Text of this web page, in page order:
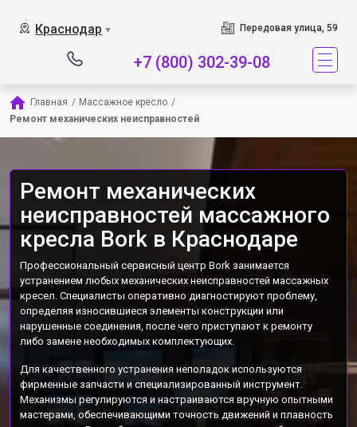
Краснодар ▼ Передовая улица, 59
+7 (800) 302-39-08
Главная / Массажное кресло /
Ремонт механических неисправностей
Ремонт механических
неисправностей массажного
кресла Bork в Краснодаре
Профессиональный сервисный центр Bork занимается
устранением любых механических неисправностей массажных
кресел. Специалисты оперативно диагностируют проблему,
определяя износившиеся элементы конструкции или
нарушенные соединения, после чего приступают к ремонту
либо замене необходимых комплектующих.
Для качественного устранения неполадок используются
фирменные запчасти и специализированный инструмент.
Механизмы регулируются и настраиваются вручную опытными
мастерами, обеспечивающими точность движений и плавность